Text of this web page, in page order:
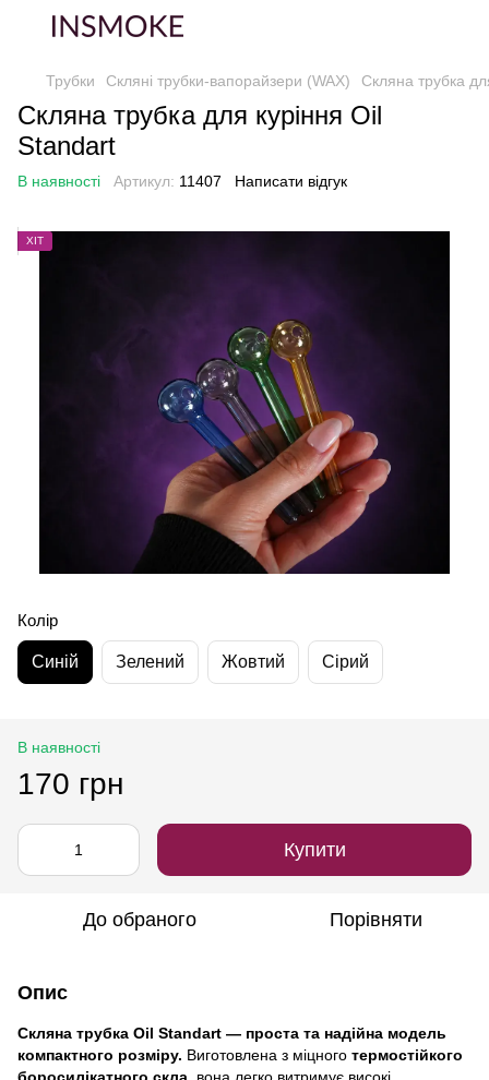
Трубки Скляні трубки-вапорайзери (WAX) Скляна трубка
Скляна трубка для куріння Oil
Standart
В наявності Артикул: 11407 Написати відгук
ХІТ
Колір
Синій Зелений Жовтий Сірий
В наявності
170 грн
Купити
До обраного Порівняти
Опис
Скляна трубка Oil Standart — проста та надійна модель
компактного розміру. Виготовлена з міцного термостійкого
боросилікатного скла , вона легко витримує високі